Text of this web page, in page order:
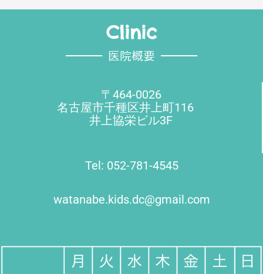
Clinic
医院概要
〒464-0026
名古屋市千種区井上町116
井上協栄ビル3F
Tel: 052-781-4545
watanabe.kids.dc@gmail.com